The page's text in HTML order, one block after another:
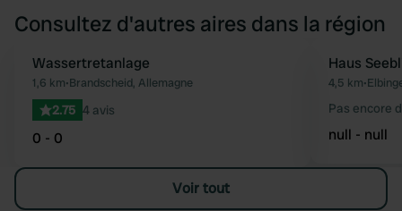
Consultez d'autres aires dans la région
Préféré
Wassertretanlage
1,6 km•Brandscheid, Allemagne
2.75 4 avis
0 - 0
Haus
4,5 km•
Pas encore
null - null
Voir tout